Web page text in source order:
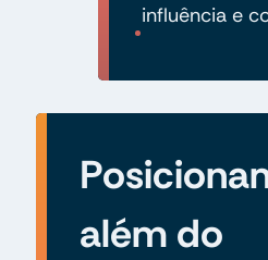
influência e
além do